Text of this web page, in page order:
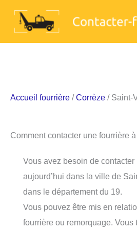
Accueil fourrière /Corrèze / Saint-
Comment contacter une fourrière
Vous avez besoin de contacter
aujourd’hui dans la ville de
dans le département du 19.
Vous pouvez être mis en
fourrière ou remorquage. Vous